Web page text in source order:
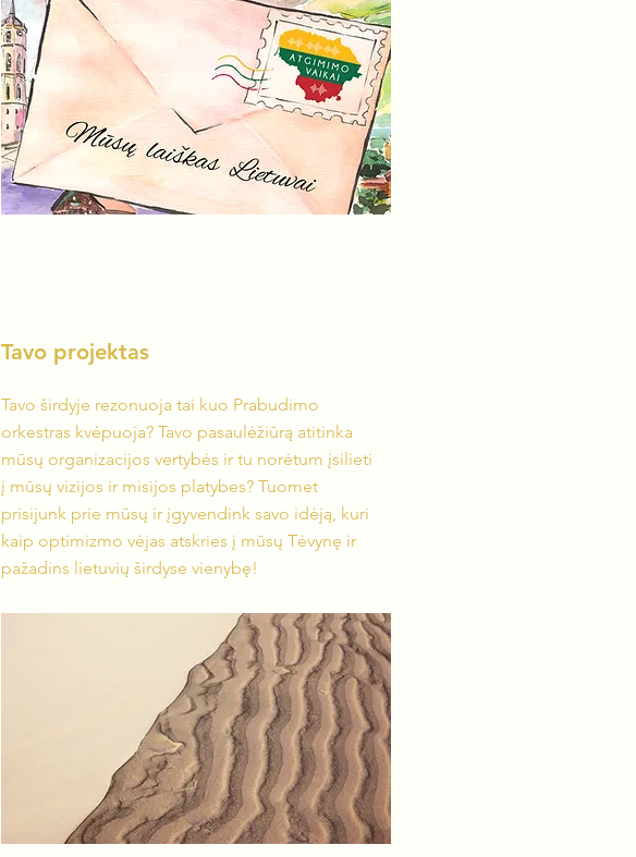
Tavo projektas
Tavo širdyje rezonuoja tai kuo Prabudimo
orkestras kvėpuoja? Tavo pasaulėžiūrą atitinka
mūsų organizacijos vertybės ir tu norėtum įsilieti
į mūsų vizijos ir misijos platybes? Tuomet
prisijunk prie mūsų ir įgyvendink savo idėją, kuri
kaip optimizmo vėjas atskries į mūsų Tėvynę ir
pažadins lietuvių širdyse vienybę!